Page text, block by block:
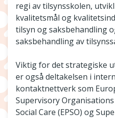
regi av tilsynsskolen,
kvalitetsmål og
tilsyn og saksbehandling
saksbehandling av
Viktig for det strategiske
er også deltakelsen i
kontaktnettverk som
Supervisory
Social Care (EPSO) og